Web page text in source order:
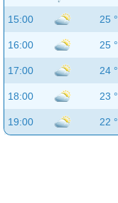
15:00 25 °
16:00 25 °
17:00 24 °
18:00 23 °
19:00 22 °